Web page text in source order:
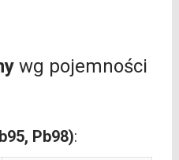
wg pojemności
Pb98):